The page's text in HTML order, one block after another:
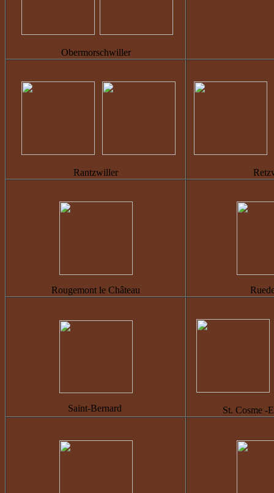
Obermorschwiller
Rantzwiller
Rougemont le Château
Saint-Bernard St. Cosme-